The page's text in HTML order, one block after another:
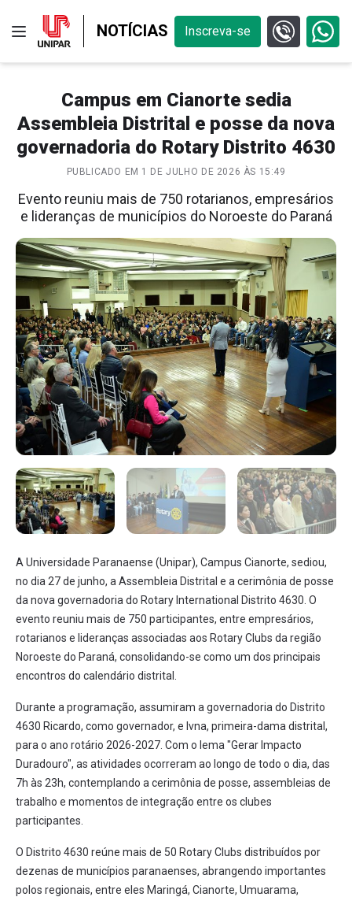
NOTÍCIAS Inscreva-se
Campus em Cianorte sedia
Assembleia Distrital e posse da nova
governadoria do Rotary Distrito 4630
PUBLICADO EM 1 DE JULHO DE 2026 ÀS 15:49
Evento reuniu mais de 750 rotarianos, empresários
e lideranças de municípios do Noroeste do Paraná
A Universidade Paranaense (Unipar), Campus Cianorte, sediou,
no dia 27 de junho, a Assembleia Distrital e a cerimônia de posse
da nova governadoria do Rotary International Distrito 4630. O
evento reuniu mais de 750 participantes, entre empresários,
rotarianos e lideranças associadas aos Rotary Clubs da região
Noroeste do Paraná, consolidando-se como um dos principais
encontros do calendário distrital.
Durante a programação, assumiram a governadoria do Distrito
4630 Ricardo, como governador, e Ivna, primeira-dama distrital,
para o ano rotário 2026-2027. Com o lema "Gerar Impacto
Duradouro", as atividades ocorreram ao longo de todo o dia, das
7h às 23h, contemplando a cerimônia de posse, assembleias de
trabalho e momentos de integração entre os clubes
participantes.
O Distrito 4630 reúne mais de 50 Rotary Clubs distribuídos por
dezenas de municípios paranaenses, abrangendo importantes
polos regionais, entre eles Maringá, Cianorte, Umuarama,